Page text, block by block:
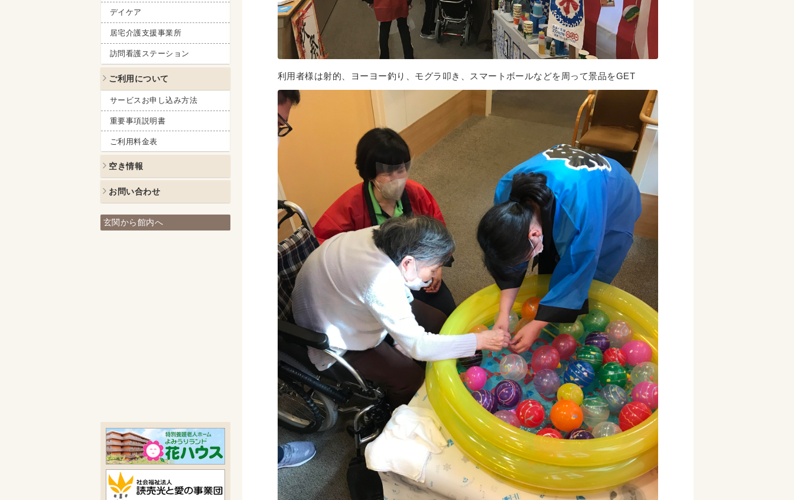
デイケア
居宅介護支援事業所
訪問看護ステーション
ご利用について
サービスお申し込み方法
重要事項説明書
ご利用料金表
空き情報
お問い合わせ
玄関から館内へ
利用者様は射的、ヨーヨー釣り、モグラ叩き、スマートボールなどを周って景品をGET